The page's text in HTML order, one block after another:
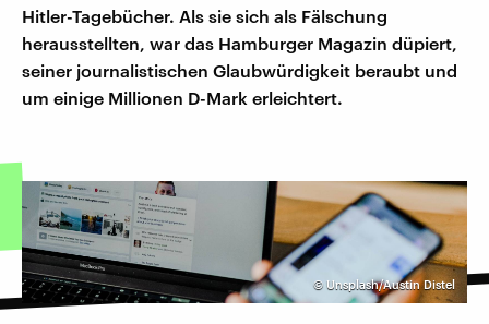
Hitler-Tagebücher. Als sie sich als Fälschung
herausstellten, war das Hamburger Magazin düpiert,
seiner journalistischen Glaubwürdigkeit beraubt und
um einige Millionen D-Mark erleichtert.
© Unsplash/Austin Distel